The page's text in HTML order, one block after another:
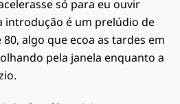
só para eu ouvir
introdução é um prelúdio de
algo que ecoa as tardes em
pela janela enquanto a